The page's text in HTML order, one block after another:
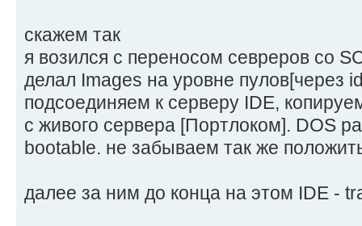
скажем так
я возился с переносом севреров со
делал Images на уровне пулов[через
подсоединяем к серверу IDE,
с живого сервера [Портлоком]. DOS
bootable. не забываем так же
далее за ним до конца на этом IDE -